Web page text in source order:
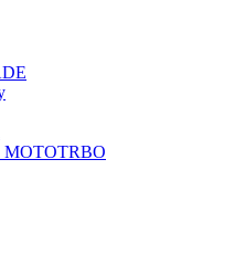
MOTOTRBO